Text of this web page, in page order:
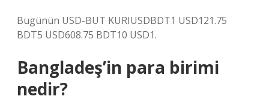
Bugünün USD-BUT KURIUSDBDT1 USD121.75
BDT5 USD608.75 BDT10 USD1.
Bangladeş’in para birimi
nedir?